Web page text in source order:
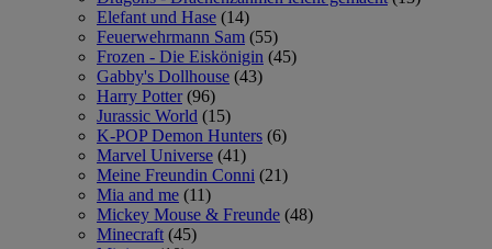
Elefant und Hase (14)
Feuerwehrmann Sam (55)
Frozen - Die Eiskönigin (45)
Gabby's Dollhouse (43)
Harry Potter (96)
Jurassic World (15)
K-POP Demon Hunters (6)
Marvel Universe (41)
Meine Freundin Conni (21)
Mia and me (11)
Mickey Mouse & Freunde (48)
Minecraft (45)